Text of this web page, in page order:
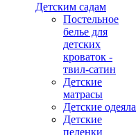
Детским садам
Постельное
белье для
детских
кроваток -
твил-сатин
Детские
матрасы
Детские одеяла
Детские
пеленки